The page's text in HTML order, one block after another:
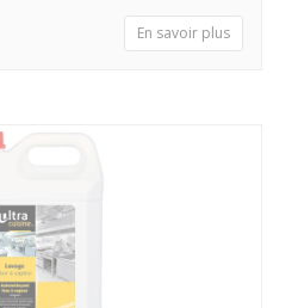
En savoir plus